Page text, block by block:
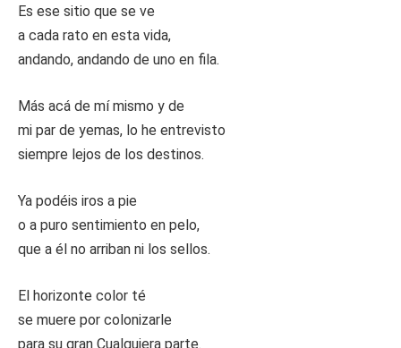
Es ese sitio que se ve
a cada rato en esta vida,
andando, andando de uno en fila.
Más acá de mí mismo y de
mi par de yemas, lo he entrevisto
siempre lejos de los destinos.
Ya podéis iros a pie
o a puro sentimiento en pelo,
que a él no arriban ni los sellos.
El horizonte color té
se muere por colonizarle
para su gran Cualquiera parte.